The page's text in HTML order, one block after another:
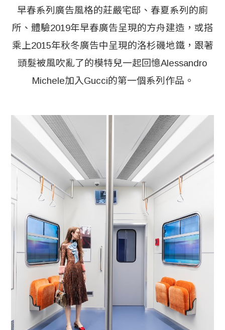
早春系列廣告風格的莊嚴宅邸、春夏系列的廁
所、體驗2019年早春廣告呈現的方舟建造，或搭
乘上2015年秋冬廣告中呈現的洛杉磯地鐵，跟著
頭髮被風吹亂了的模特兒一起回憶Alessandro
Michele加入Gucci的第一個系列作品。